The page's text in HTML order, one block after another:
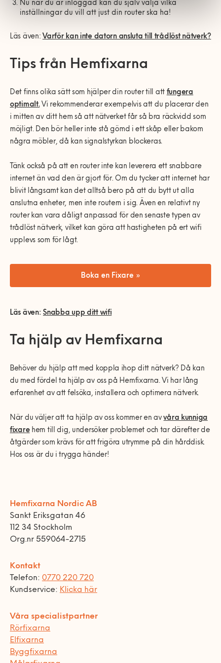
Nu när du är inloggad kan du själv välja vilka
inställningar du vill att just din router ska ha!
Läs även: Varför kan inte datorn ansluta till trådlöst nätverk?
Tips från Hemfixarna
Det finns olika sätt som hjälper din router till att fungera
optimalt.Vi rekommenderar exempelvis att du placerar den
i mitten av ditt hem så att nätverket får så bra räckvidd som
möjligt. Den bör heller inte stå gömd i ett skåp eller bakom
några möbler, då kan signalstyrkan blockeras.
Tänk också på att en router inte kan leverera ett snabbare
internet än vad den är gjort för. Om du tycker att internet har
blivit långsamt kan det alltså bero på att du bytt ut alla
anslutna enheter, men inte routern i sig. Även en relativt ny
router kan vara dåligt anpassad för den senaste typen av
trådlöst nätverk, vilket kan göra att hastigheten på ert wifi
upplevs som för lågt.
Boka en Fixare »
Läs även:Snabba upp ditt wifi
Ta hjälp av Hemfixarna
Behöver du hjälp att med koppla ihop ditt nätverk? Då kan
du med fördel ta hjälp av oss på Hemfixarna. Vi har lång
erfarenhet av att felsöka, installera och optimera nätverk.
När du väljer att ta hjälp av oss kommer en avvåra kunniga
fixarehem till dig, undersöker problemet och tar därefter de
åtgärder som krävs för att frigöra utrymme på din hårddisk.
Hos oss är du i trygga händer!
Hemfixarna Nordic AB
Sankt Eriksgatan 46
112 34 Stockholm
Org.nr 559064-2715
Kontakt
Telefon: 0770 220 720
Kundservice: Klicka här
Våra specialistpartner
Rörfixarna
Elfixarna
Byggfixarna